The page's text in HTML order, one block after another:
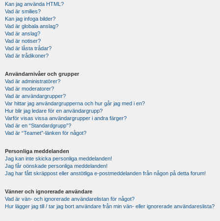
Kan jag använda HTML?
Vad är smilies?
Kan jag infoga bilder?
Vad är globala anslag?
Vad är anslag?
Vad är notiser?
Vad är låsta trådar?
Vad är trådikoner?
Användarnivåer och grupper
Vad är administratörer?
Vad är moderatorer?
Vad är användargrupper?
Var hittar jag användargrupperna och hur går jag med i en?
Hur blir jag ledare för en användargrupp?
Varför visas vissa användargrupper i andra färger?
Vad är en “Standardgrupp”?
Vad är “Teamet”-länken för något?
Personliga meddelanden
Jag kan inte skicka personliga meddelanden!
Jag får oönskade personliga meddelanden!
Jag har fått skräppost eller anstötliga e-postmeddelanden från någon på detta forum!
Vänner och ignorerade användare
Vad är vän- och ignorerade användarelistan för något?
Hur lägger jag till / tar jag bort användare från min vän- eller ignorerade användareslista?